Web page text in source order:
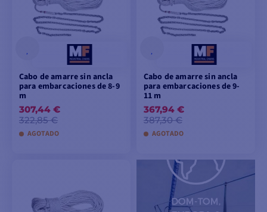
Cabo de amarre sin ancla
para embarcaciones de 8-9
m
307,44 €
322,85 €
AGOTADO
Cabo de amarre sin ancla
para embarcaciones de 9-
11 m
367,94 €
387,30 €
AGOTADO
AÑADIR A LA CESTA